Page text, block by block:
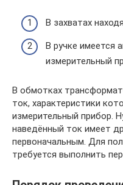
В захватах
В ручке имеется
измерительный
В обмотках
ток, характеристики
измерительный прибор.
наведённый ток имеет
первоначальным. Для
требуется выполнить